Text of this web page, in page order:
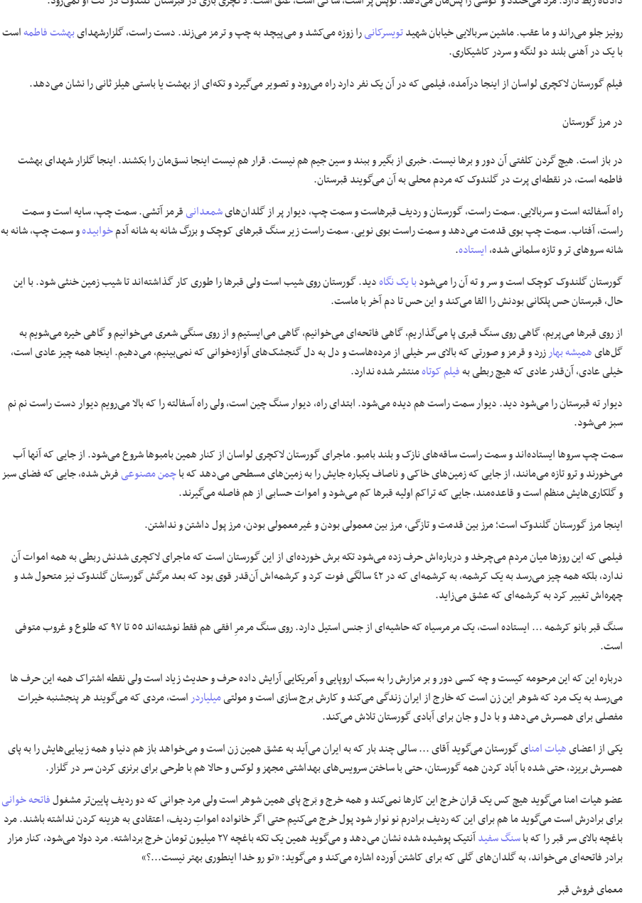
رونیز جلو می‌راند و ما عقب.‌ ماشین سربالایی خیابان شهیدتویسرکانیرا زوزه می‌کشد و می‌پیچد به چپ و ترمز می‌زند. دست راست، گلزارشهدایبهشت فاطمهاست
با یک در آهنی بلند دو لنگه و سردر کاشیکاری.
فیلم گورستان لاکچری لواسان از اینجا درآمده،‌ فیلمی که در آن یک نفر دارد راه می‌رود و تصویر می‌گیرد و تکه‌ای از بهشت یا باستی هیلز ثانی را نشان می‌دهد.
در مرز گورستان
در باز است. هیچ گردن کلفتی آن دور و برها نیست.‌ خبری از بگیر و ببند و سین جیم هم نیست. قرار هم نیست اینجا نسق‌مان را بکشند. اینجا گلزار شهدای بهشت
فاطمه است، در نقطه‌ای پرت در گلندوک که مردم محلی به آن می‌گویند قبرستان.
راه آسفالته است و سربالایی.‌ سمت راست، گورستان و ردیف قبرهاست و سمت چپ، دیوار پر از گلدان‌هایشمعدانیقرمز آتشی. سمت چپ، سایه است و سمت
راست، آفتاب. سمت چپ بوی قدمت می‌دهد و سمت راست بوی نویی.‌ سمت راست زیر سنگ قبرهای کوچک و بزرگ شانه به شانه آدمخوابیدهو سمت چپ،‌ شانه به
شانه سروهای تر و تازه سلمانی شده، ‌ایستاده.
گورستان گلندوک کوچک است و سر و ته آن را می‌شودبا یک نگاهدید. گورستان روی شیب است ولی قبرها را طوری کار گذاشته‌اند تا شیب زمین خنثی شود. با این
حال، قبرستان حس پلکانی بودنش را القا می‌کند و این حس تا دم آخر با ماست.
از روی قبرها می‌پریم، گاهی روی سنگ قبری پا می‌گذاریم، گاهی فاتحه‌ای می‌خوانیم،‌ گاهی می‌ایستیم و از روی سنگی شعری می‌خوانیم و گاهی خیره می‌شویم به
گل‌هایهمیشه بهارزرد و قرمز و صورتی که بالای سر خیلی از مرده‌هاست و دل به دل گنجشک‌های آوازه‌خوانی که نمی‌بینیم، می‌دهیم. اینجا همه چیز عادی است،
خیلی عادی، آن‌قدر عادی که هیچ ربطی بهفیلم کوتاهمنتشر شده ندارد.
دیوار ته قبرستان را می‌شود دید. دیوار سمت راست هم دیده می‌شود. ابتدای راه، دیوار سنگ چین است، ولی راه آسفالته را که بالا می‌رویم دیوار دست راست نم نم
سبز می‌شود.
‌سمت چپ سروها ایستاده‌اند و سمت راست ساقه‌های نازک و بلند بامبو. ماجرای گورستان لاکچری لواسان از کنار همین بامبوها شروع می‌شود. از جایی که آنها آب
می‌خورند و ترو تازه می‌مانند، از جایی که زمین‌های خاکی و ناصاف یکباره جایش را به زمین‌های مسطحی می‌دهد که باچمن مصنوعیفرش شده،‌ جایی که فضای سبز
و گلکاری‌هایش منظم است و قاعده‌مند، جایی که تراکم اولیه قبرها کم می‌شود و اموات حسابی از هم فاصله می‌گیرند.
اینجا مرز گورستان گلندوک است؛ مرز بین قدمت و تازگی، مرز بین معمولی بودن و غیرمعمولی بودن،‌ مرز پول داشتن و نداشتن.
فیلمی که این روزها میان مردم می‌چرخد و درباره‌اش حرف زده می‌شود تکه برش خورده‌ای از این گورستان است که ماجرای لاکچری شدنش ربطی به همه اموات آن
ندارد،‌ بلکه همه چیز می‌رسد به یک کرشمه، به کرشمه‌ای که در ٤٢ سالگی فوت کرد و کرشمه‌اش آن‌قدر قوی بود که بعد مرگش گورستان گلندوک نیز متحول شد و
چهره‌اش تغییر کرد به کرشمه‌ای که عشق می‌زاید.
سنگ قبر بانو کرشمه ... ایستاده ‌است، یک مرمرسیاه که حاشیه‌ای از جنس استیل دارد. روی سنگ مرمرِ افقی هم فقط نوشته‌اند ٥٥ تا ٩٧ که طلوع و غروب متوفی
است.
درباره این که این مرحومه کیست و چه کسی دور و بر مزارش را به سبک اروپایی و آمریکایی آرایش داده حرف و حدیث زیاد است ولی نقطه اشتراک همه این حرف ها
می‌رسد به یک مرد که شوهر این زن است که خارج از ایران زندگی می‌کند و کارش برج سازی است و مولتیمیلیاردراست،‌ مردی که می‌گویند هر پنجشنبه خیرات
مفصلی برای همسرش می‌دهد و با دل و جان برای آبادی گورستان تلاش می‌کند.
یکی از اعضایهیات امنای گورستان می‌گوید آقای ... سالی چند بار که به ایران می‌آید به عشق همین زن است و می‌خواهد باز هم دنیا و همه زیبایی‌هایش را به پای
همسرش بریزد،‌ حتی شده با آباد کردن همه گورستان،‌ حتی با ساختن سرویس‌های بهداشتی مجهز و لوکس و حالا هم با طرحی برای برنزی کردن سر در گلزار.
عضو هیات امنا می‌گوید هیچ کس یک قران خرج این کارها نمی‌کند و همه خرج و بَرج پای همین شوهر است ولی مرد جوانی که دو ردیف پایین‌تر مشغولفاتحه خوانی
برای برادرش است می‌گوید ما هم برای این که ردیف برادرم نو نوار شود پول خرج می‌کنیم حتی اگر خانواده امواتِ ردیف، اعتقادی به هزینه کردن نداشته باشند. مرد
باغچه بالای سر قبر را که باسنگ سفید
آنتیک پوشیده شده نشان می‌دهد و می‌گوید همین یک تکه باغچه ۲۷ میلیون تومان خرج برداشته. مرد دولا می‌شود، کنار مزار
برادر فاتحه‌ای می‌خواند، به گلدان‌های گلی که برای کاشتن آورده اشاره می‌کند و می‌گوید: «تو رو خدا اینطوری بهتر نیست...؟»
معمای فروش قبر